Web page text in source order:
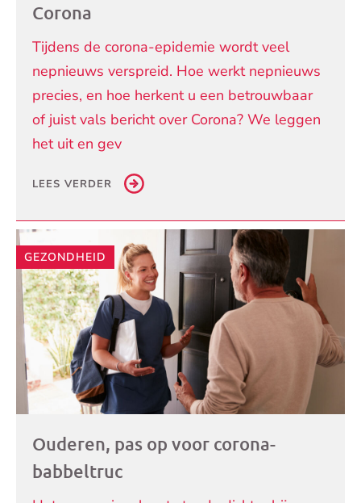
Corona
Tijdens de corona-epidemie wordt veel
nepnieuws verspreid. Hoe werkt nepnieuws
precies, en hoe herkent u een betrouwbaar
of juist vals bericht over Corona? We leggen
het uit en gev
LEES VERDER
GEZONDHEID
Ouderen, pas op voor corona-
babbeltruc